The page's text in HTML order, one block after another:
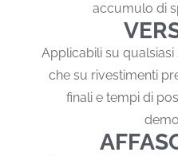
accumulo di
Applicabili su
che su rivestimenti
finali e tempi di